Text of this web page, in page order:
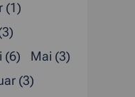
(1)
(6)
Mai (3)
(3)